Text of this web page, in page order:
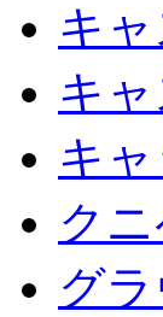
キ
キ
キ
ク
グ